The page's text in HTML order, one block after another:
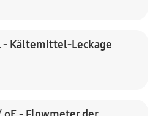
- Kältemittel-Leckage